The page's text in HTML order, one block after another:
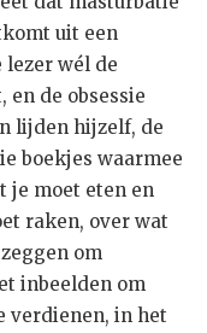
uit een
wél de
en de obsessie
lijden hijzelf, de
boekjes waarmee
je moet eten en
raken, over wat
om
inbeelden om
verdienen, in het